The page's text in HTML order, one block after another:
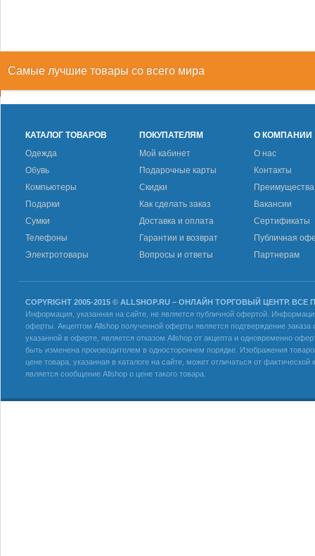
Самые лучшие товары со всего мира
КАТАЛОГ ТОВАРОВ
Одежда
Обувь
Компьютеры
Подарки
Сумки
Телефоны
Электротовары
ПОКУПАТЕЛЯМ
Мой кабинет
Подарочные карты
Скидки
Как сделать заказ
Доставка и оплата
Гарантии и возврат
Вопросы и ответы
О КОМПАНИИ
О нас
Контакты
Преимущества
Вакансии
Сертификаты
Публичная
Партнерам
COPYRIGHT 2005-2015 © ALLSHOP.RU – ОНЛАЙН ТОРГОВЫЙ ЦЕНТР.
Информация, указанная на сайте, не является публичной офертой.
оферты. Акцептом Allshop полученной оферты является подтверждение
указанной в оферте, является отказом Allshop от акцепта и одновременно
быть изменена производителем в одностороннем порядке. Изображения
цене товара, указанная в каталоге на сайте, может отличаться от
является сообщение Allshop о цене такого товара.